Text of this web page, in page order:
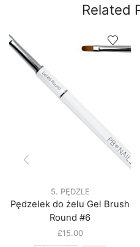
Related
5. PĘDZLE
Pędzelek do żelu Gel Brush
Round #6
£15.00